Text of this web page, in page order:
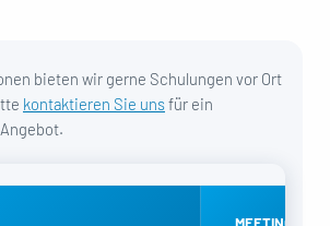
bieten wir gerne Schulungen vor Ort
kontaktieren Sie unsfür ein